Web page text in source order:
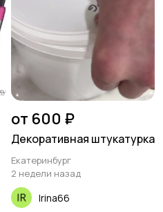
от 600 ₽
Декоративная штукатурка
Екатеринбург
2 недели назад
Irina66